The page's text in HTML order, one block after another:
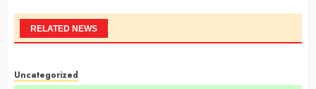
RELATED NEWS
Uncategorized